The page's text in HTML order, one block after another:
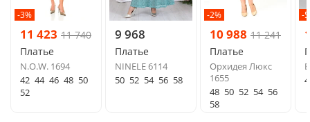
-3%
11 423 11 740
Платье
N.O.W. 1694
42 44 46 48 50
52
9 968
Платье
NINELE 6114
50 52 54 56 58
-2%
10 988 11 241
Платье
Орхидея Люкс
1655
48 50 52 54 56
58
-